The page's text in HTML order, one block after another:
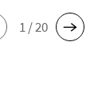
1 / 20